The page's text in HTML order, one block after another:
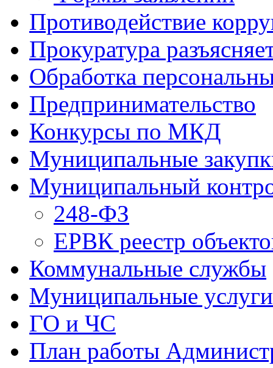
Противодействие
Прокуратура
Обработка
Предпринимательство
Конкурсы по МКД
Муниципальные
Муниципальный
248-ФЗ
ЕРВК реестр
Коммунальные службы
Муниципальные услуги
ГО и ЧС
План работы